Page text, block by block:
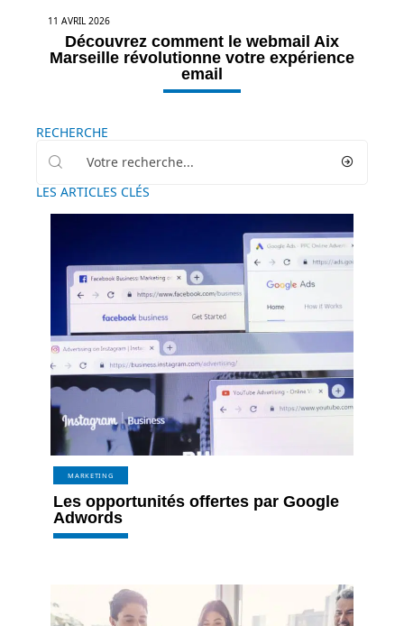
11 AVRIL 2026
Découvrez comment le webmail Aix
Marseille révolutionne votre expérience
email
RECHERCHE
LES ARTICLES CLÉS
MARKETING
Les opportunités offertes par Google
Adwords